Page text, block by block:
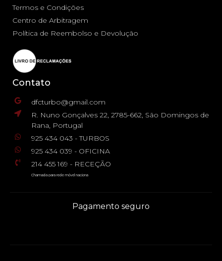
Termos e Condições
Centro de Arbitragem
Política de Reembolso e Devolução
Contato
dfcturbo@gmail.com
R. Nuno Gonçalves 22, 2785-662, São Domingos de
Rana, Portugal
925 434 043 - TURBOS
925 434 039 - OFICINA
214 455 169 - RECEÇÃO
Chamada para rede móvel naciona
Pagamento seguro